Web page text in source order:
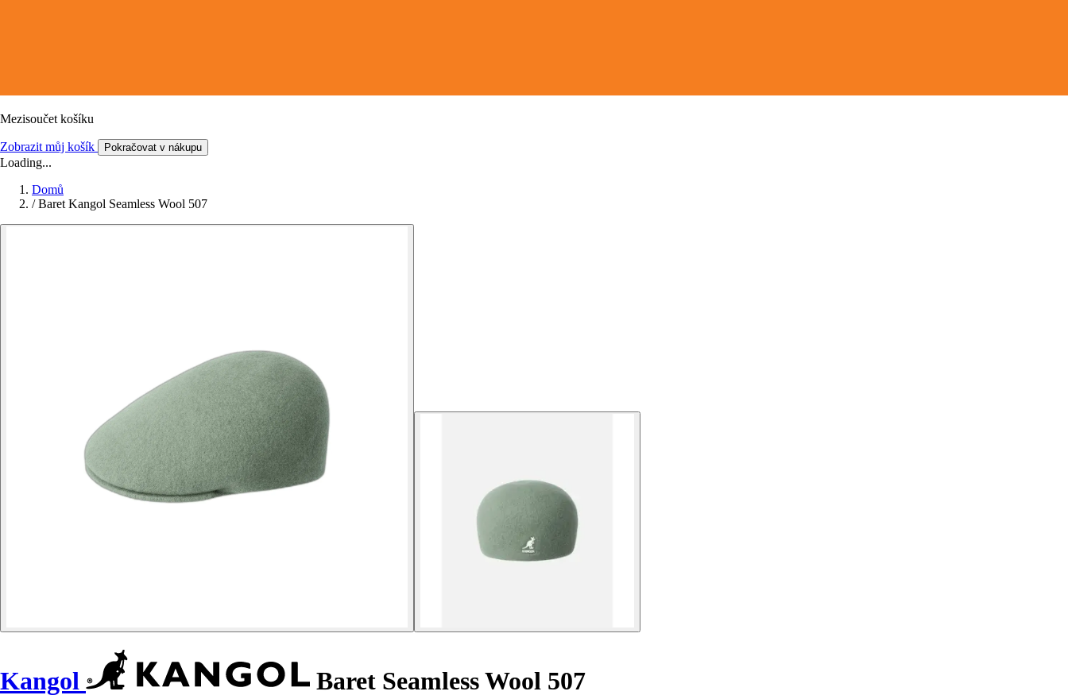
Mezisoučet košíku
Zobrazit můj košík Pokračovat v nákupu
Loading...
Domů
/ Baret Kangol Seamless Wool 507
Kangol Baret Seamless Wool 507